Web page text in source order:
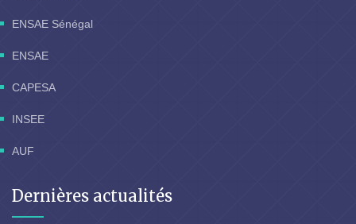
ENSAE Sénégal
ENSAE
CAPESA
INSEE
AUF
Dernières actualités